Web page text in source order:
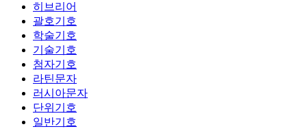
히브리어
괄호기호
학술기호
기술기호
첨자기호
라틴문자
러시아문자
단위기호
일반기호